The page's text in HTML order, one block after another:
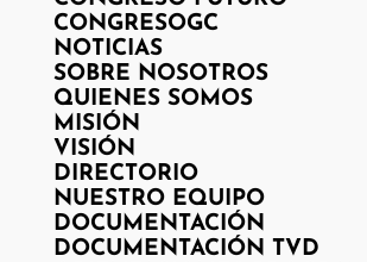
CONGRESOGC
NOTICIAS
SOBRE NOSOTROS
QUIENES SOMOS
MISIÓN
VISIÓN
DIRECTORIO
NUESTRO EQUIPO
DOCUMENTACIÓN
DOCUMENTACIÓN TVD